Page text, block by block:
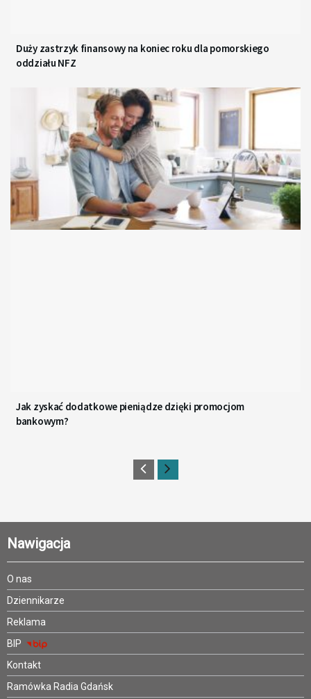
Duży zastrzyk finansowy na koniec roku dla pomorskiego
oddziału NFZ
Jak zyskać dodatkowe pieniądze dzięki promocjom
bankowym?
Nawigacja
O nas
Dziennikarze
Reklama
BIP
Kontakt
Ramówka Radia Gdańsk